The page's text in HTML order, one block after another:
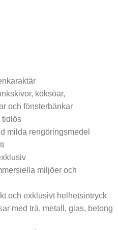
köksöar,
och fönsterbänkar
tidlös
milda rengöringsmedel
miljöer och
och exklusivt helhetsintryck
med trä, metall, glas, betong